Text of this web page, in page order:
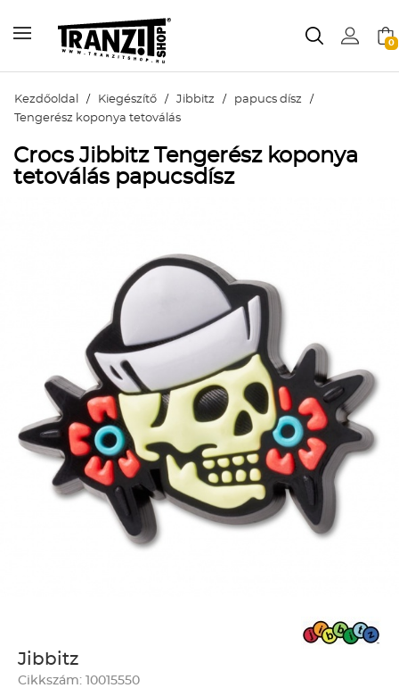
0
Kezdőoldal / Kiegészítő / Jibbitz / papucs dísz /
Tengerész koponya tetoválás
Crocs Jibbitz Tengerész koponya
tetoválás papucsdísz
Jibbitz
Cikkszám: 10015550